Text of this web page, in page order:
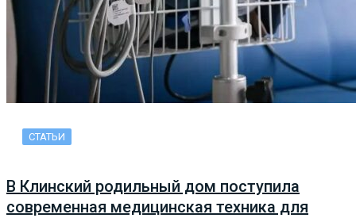
СТАТЬИ
В Клинский родильный дом поступила
современная медицинская техника для